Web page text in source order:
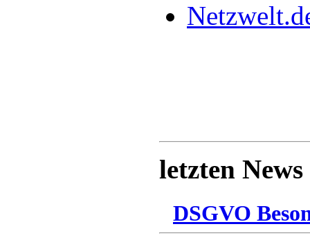
letzten News
DSGVO